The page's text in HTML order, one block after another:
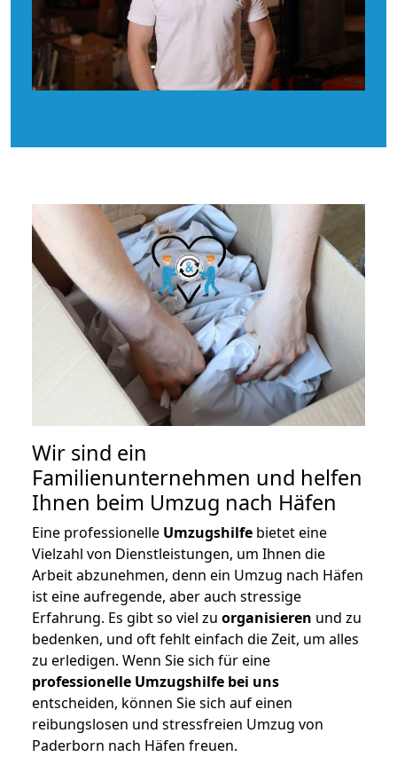
Wir sind ein
Familienunternehmen und helfen
Ihnen beim Umzug nach Häfen
Eine professionelle Umzugshilfe bietet eine
Vielzahl von Dienstleistungen, um Ihnen die
Arbeit abzunehmen, denn ein Umzug nach Häfen
ist eine aufregende, aber auch stressige
Erfahrung. Es gibt so viel zu organisieren und zu
bedenken, und oft fehlt einfach die Zeit, um alles
zu erledigen. Wenn Sie sich für eine
professionelle Umzugshilfe bei uns
entscheiden, können Sie sich auf einen
reibungslosen und stressfreien Umzug von
Paderborn nach Häfen freuen.